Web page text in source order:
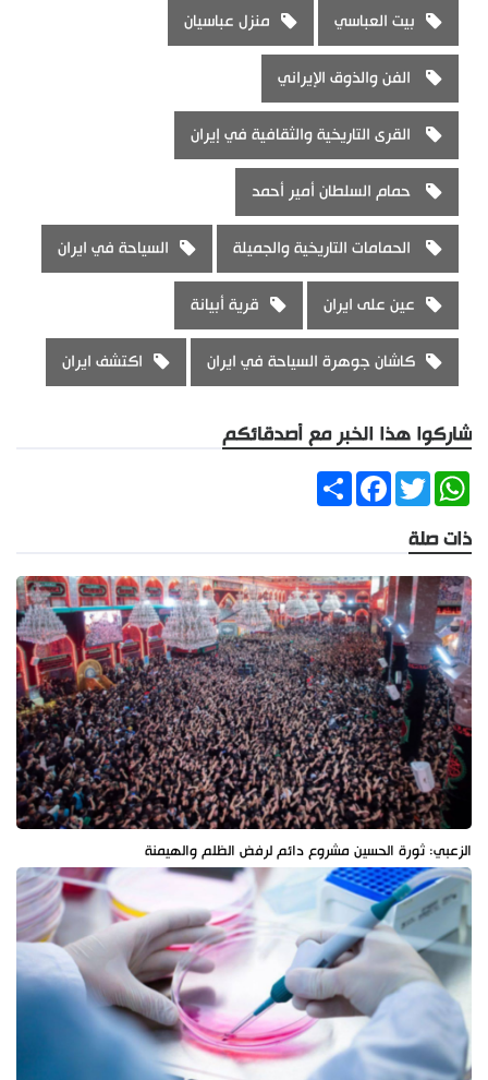
بيت العباسي منزل عباسيان
الفن والذوق الإيراني
القرى التاريخية والثقافية في إيران
حمام السلطان أمير أحمد
الحمامات التاريخية والجميلة السياحة في ايران
عين على ايران قرية أبيانة
كاشان جوهرة السياحة في ايران اكتشف ايران
شاركوا هذا الخبر مع أصدقائكم
ShareFacebookTwitter
WhatsApp
ذات صلة
الزعبي: ثورة الحسين مشروع دائم لرفض الظلم والهيمنة